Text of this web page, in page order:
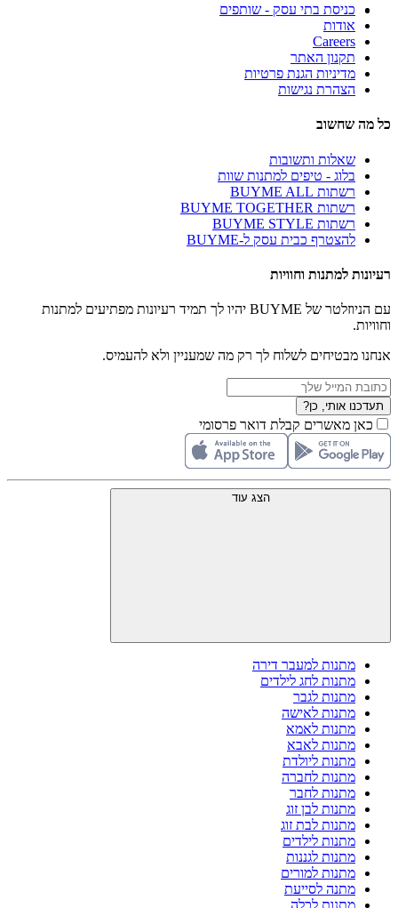
כניסת בתי עסק - שותפים
אודות
Careers
תקנון האתר
מדיניות הגנת פרטיות
הצהרת נגישות
כל מה שחשוב
שאלות ותשובות
בלוג - טיפים למתנות שוות
רשתות BUYME ALL
רשתות BUYME TOGETHER
רשתות BUYME STYLE
להצטרף כבית עסק ל-BUYME
רעיונות למתנות וחוויות
עם הניוזלטר של BUYME יהיו לך תמיד רעיונות מפתיעים למתנות
וחוויות.
אנחנו מבטיחים לשלוח לך רק מה שמעניין ולא להעמיס.
תעדכנו אותי, כן?
כאן מאשרים קבלת דואר פרסומי
הצג עוד
מתנות למעבר דירה
מתנות לחג לילדים
מתנות לגבר
מתנות לאישה
מתנות לאמא
מתנות לאבא
מתנות ליולדת
מתנות לחברה
מתנות לחבר
מתנות לבן זוג
מתנות לבת זוג
מתנות לילדים
מתנות לגננות
מתנות למורים
מתנה לסייעת
מתנות לכלה